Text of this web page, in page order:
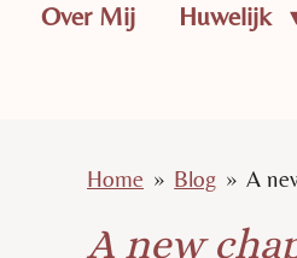
Over Mij Huwelijk
Home » Blog » A
A new